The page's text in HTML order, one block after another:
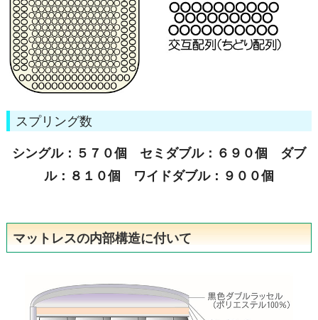
スプリング数
シングル：５７０個 セミダブル：６９０個 ダブ
ル：８１０個 ワイドダブル：９００個
マットレスの内部構造に付いて